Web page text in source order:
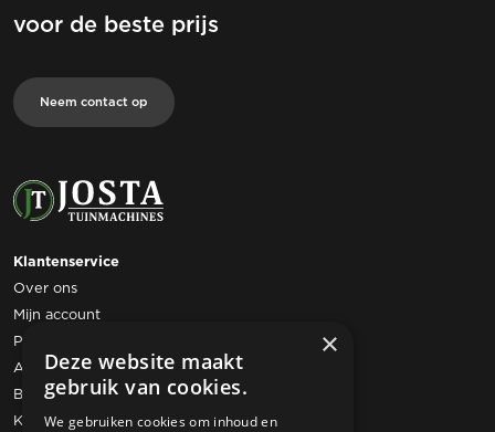
voor de beste prijs
Neem contact op
Klantenservice
Over ons
Mijn account
Privacy statement
Algemene voorwaarden
Bestelling retourneren
Klachtenregeling
×
Deze website maakt
gebruik van cookies.
We gebruiken cookies om inhoud en